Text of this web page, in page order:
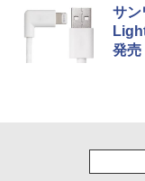
サン
発売